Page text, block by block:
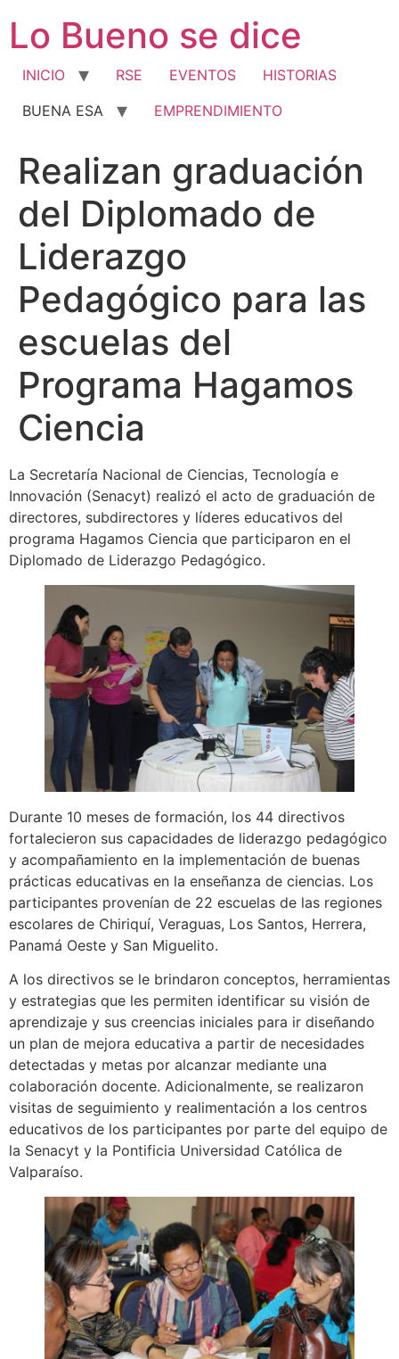
contenido
Lo Bueno se dice
INICIO RSE EVENTOS
HISTORIAS
BUENA ESA
EMPRENDIMIENTO
Realizan graduación
del Diplomado de
Liderazgo
Pedagógico para las
escuelas del
Programa Hagamos
Ciencia
La Secretaría Nacional de Ciencias, Tecnología e
Innovación (Senacyt) realizó el acto de graduación de
directores, subdirectores y líderes educativos del
programa Hagamos Ciencia que participaron en el
Diplomado de Liderazgo Pedagógico.
Durante 10 meses de formación, los 44 directivos
fortalecieron sus capacidades de liderazgo pedagógico
y acompañamiento en la implementación de buenas
prácticas educativas en la enseñanza de ciencias. Los
participantes provenían de 22 escuelas de las regiones
escolares de Chiriquí, Veraguas, Los Santos, Herrera,
Panamá Oeste y San Miguelito.
A los directivos se le brindaron conceptos, herramientas
y estrategias que les permiten identificar su visión de
aprendizaje y sus creencias iniciales para ir diseñando
un plan de mejora educativa a partir de necesidades
detectadas y metas por alcanzar mediante una
colaboración docente. Adicionalmente, se realizaron
visitas de seguimiento y realimentación a los centros
educativos de los participantes por parte del equipo de
la Senacyt y la Pontificia Universidad Católica de
Valparaíso.